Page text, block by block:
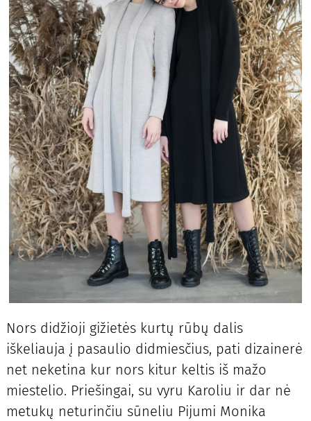
Nors didžioji gižietės kurtų rūbų dalis
iškeliauja į pasaulio didmiesčius, pati dizainerė
net neketina kur nors kitur keltis iš mažo
miestelio. Priešingai, su vyru Karoliu ir dar nė
metukų neturinčiu sūneliu Pijumi Monika